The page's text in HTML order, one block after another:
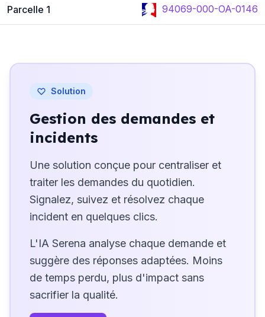
Parcelle 1 94069-000-OA-0146
Solution
Gestion des demandes et
incidents
Une solution conçue pour centraliser et
traiter les demandes du quotidien.
Signalez, suivez et résolvez chaque
incident en quelques clics.
L'IA Serena analyse chaque demande et
suggère des réponses adaptées. Moins
de temps perdu, plus d'impact sans
sacrifier la qualité.